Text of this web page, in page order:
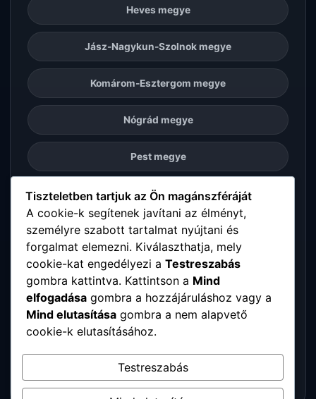
Heves megye
Jász-Nagykun-Szolnok megye
Komárom-Esztergom megye
Nógrád megye
Pest megye
Somogy megye
Szabolcs-Szatmár-Bereg megye
Tolna megye
Vas megye
Veszprém megye
Tiszteletben tartjuk az Ön magánszféráját
A cookie-k segítenek javítani az élményt,
személyre szabott tartalmat nyújtani és
forgalmat elemezni. Kiválaszthatja, mely
cookie-kat engedélyezi a Testreszabás
gombra kattintva. Kattintson a Mind
elfogadása gombra a hozzájáruláshoz vagy a
Mind elutasítása gombra a nem alapvető
cookie-k elutasításához.
Testreszabás